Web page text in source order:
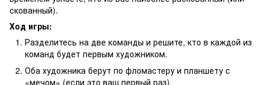
скованный).
Ход игры:
Разделитесь на две команды и решите, кто в каждой из
команд будет первым художником.
Оба художника берут по фломастеру и планшету с
«мечом» (если это ваш первый раз).